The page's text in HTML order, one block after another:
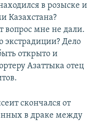
в розыске и
Казахстана?
вопрос мне не дали.
экстрадиции? Дело
открыто и
Азаттыка отец
скончался от
в драке между